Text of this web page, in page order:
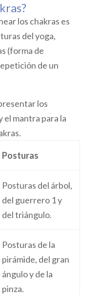
los chakras es
del yoga,
(forma de
de un
los
el mantra para la
Posturas
Posturas del árbol,
del guerrero 1 y
del triángulo.
Posturas de la
pirámide, del gran
ángulo y de la
pinza.